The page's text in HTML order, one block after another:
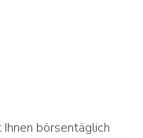
börsentäglich